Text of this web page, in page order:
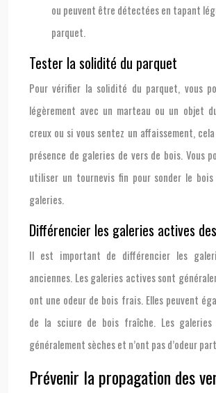
ou peuvent être détectées en tapant
parquet.
Tester la solidité du parquet
Pour vérifier la solidité du parquet, vous
légèrement avec un marteau ou un objet
creux ou si vous sentez un affaissement,
présence de galeries de vers de bois. Vous
utiliser un tournevis fin pour sonder le
galeries.
Différencier les galeries actives
Il est important de différencier les
anciennes. Les galeries actives sont
ont une odeur de bois frais. Elles peuvent
de la sciure de bois fraîche. Les galeries
généralement sèches et n’ont pas d’odeur
Prévenir la propagation des